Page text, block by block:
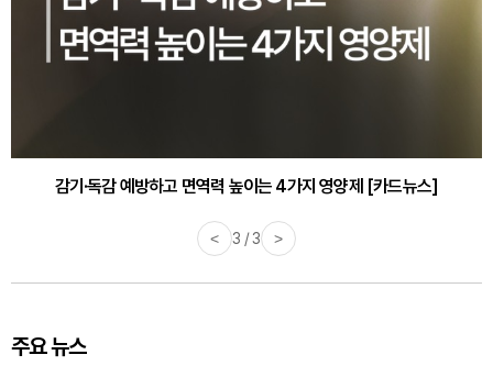
감기·독감 예방하고 면역력 높이는 4가지 영양제 [카드뉴스]
< 3 / 3 >
주요 뉴스